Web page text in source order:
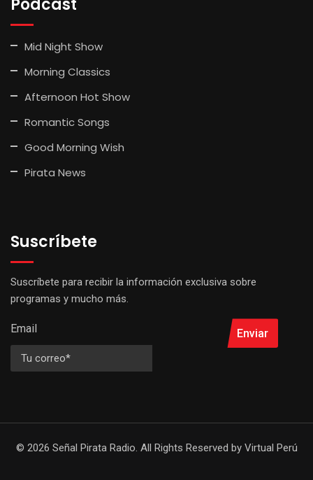
Podcast
Mid Night Show
Morning Classics
Afternoon Hot Show
Romantic Songs
Good Morning Wish
Pirata News
Suscríbete
Suscríbete para recibir la información exclusiva sobre
programas y mucho más.
Email Enviar
© 2026 Señal Pirata Radio. All Rights Reserved by Virtual Perú